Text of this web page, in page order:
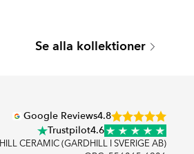
Se alla kollektioner
Google Reviews4.8
Trustpilot4.6
HILL CERAMIC (GARDHILL I SVERIGE AB)